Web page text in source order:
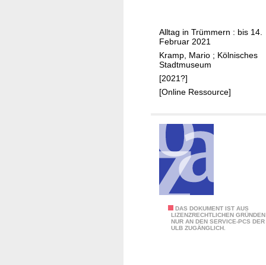
l
n
1
9
4
Alltag in Trümmern : bis 14.
Februar 2021
Kramp, Mario ; Kölnisches
Stadtmuseum
[2021?]
[Online Ressource]
DAS DOKUMENT IST AUS
LIZENZRECHTLICHEN GRÜNDEN
NUR AN DEN SERVICE-PCS DER
ULB ZUGÄNGLICH.